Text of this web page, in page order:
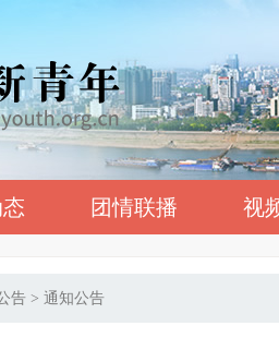
团情联播 视
告 > 通知公告